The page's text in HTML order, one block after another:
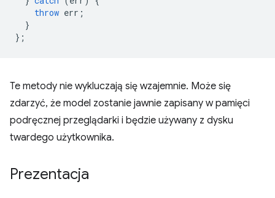
throw err ;
}
};
Te metody nie wykluczają się wzajemnie. Może się
zdarzyć, że model zostanie jawnie zapisany w pamięci
podręcznej przeglądarki i będzie używany z dysku
twardego użytkownika.
Prezentacja